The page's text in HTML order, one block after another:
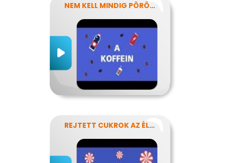
NEM KELL MINDIG PÖRÖGNI
REJTETT CUKROK AZ ÉLELMISZEREINKBEN